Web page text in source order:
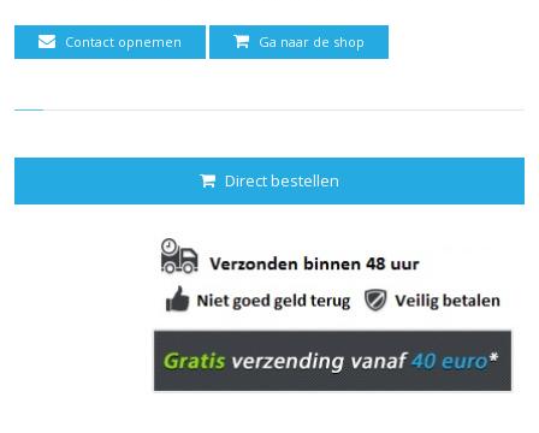
Contact opnemen Ga naar de shop
Direct bestellen